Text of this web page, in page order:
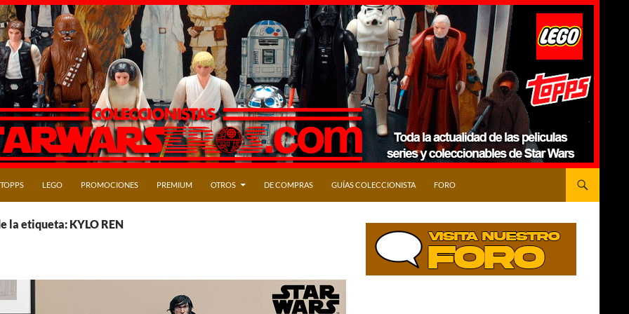
TOPPS LEGO PROMOCIONES PREMIUM OTROS DE COMPRAS GUÍAS COLECCIONISTA FORO
la etiqueta: KYLO REN